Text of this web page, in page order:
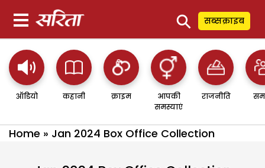
⚲ सब्सक्राइब
ऑडियो कहानी क्राइम
आपकी
समस्याएं
राजनीति
Home » Jan 2024 Box Office Collection